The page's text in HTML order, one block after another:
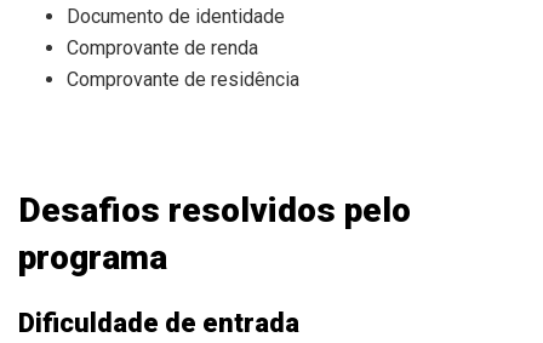
Documento de identidade
Comprovante de renda
Comprovante de residência
Desafios resolvidos pelo
programa
Dificuldade de entrada